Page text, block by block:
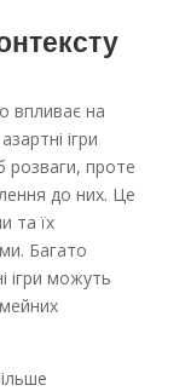
впливає на
ігри
розваги, проте
до них. Це
та їх
Багато
ігри можуть